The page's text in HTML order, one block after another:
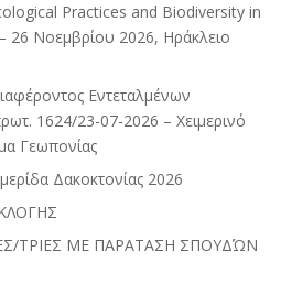
Practices and Biodiversity in
26 Νοεμβρίου 2026, Ηράκλειο
Εντεταλμένων
1624/23-07-2026 – Χειμερινό
Γεωπονίας
Δακοκτονίας 2026
ΤΡΙΕΣ ΜΕ ΠΑΡΑΤΑΣΗ ΣΠΟΥΔΏΝ